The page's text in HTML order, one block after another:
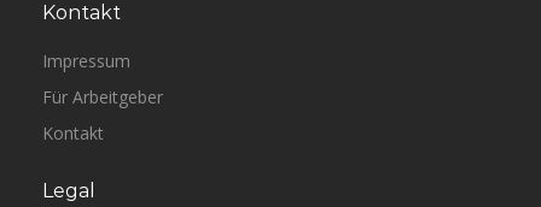
Kontakt
Impressum
Für Arbeitgeber
Kontakt
Legal